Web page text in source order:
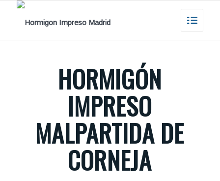
HORMIGÓN
IMPRESO
MALPARTIDA DE
CORNEJA